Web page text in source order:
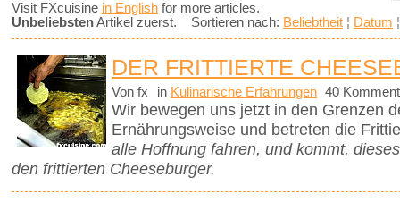
Visit FXcuisine in English for more articles.
UnbeliebstenArtikel zuerst. Sortieren nach: Beliebtheit ¦ Datum
DER FRITTIERTE
Von fx in Kulinarische Erfahrungen 40
Wir bewegen uns jetzt in den Grenzen
Ernährungsweise und betreten die
alle Hoffnung fahren, und kommt,
den frittierten Cheeseburger.